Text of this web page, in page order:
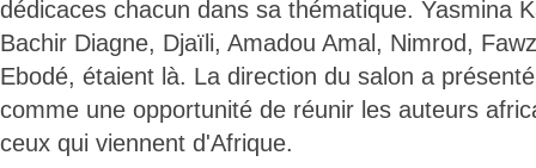
dédicaces chacun dans sa thématique. Yasmina
Bachir Diagne, Djaïli, Amadou Amal, Nimrod,
Ebodé, étaient là. La direction du salon a
comme une opportunité de réunir les auteurs
ceux qui viennent d'Afrique.